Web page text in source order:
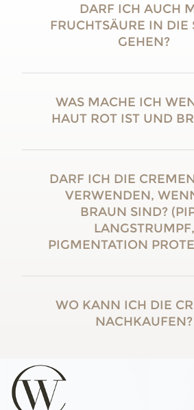
DARF ICH AUCH
FRUCHTSÄURE IN DIE
GEHEN?
WAS MACHE ICH
HAUT ROT IST UND
DARF ICH DIE
VERWENDEN,
BRAUN SIND?
LANGSTRUMPF,
PIGMENTATION
WO KANN ICH DIE
NACHKAUFEN?